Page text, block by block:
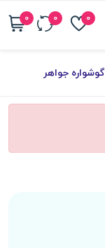
0
0
0
گوشواره جواهر